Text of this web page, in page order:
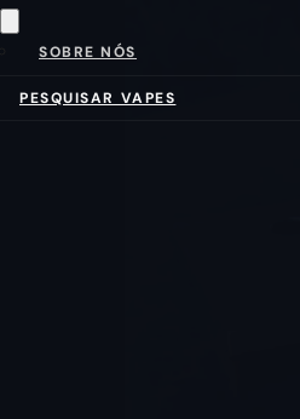
SOBRE NÓS
PESQUISAR VAPES